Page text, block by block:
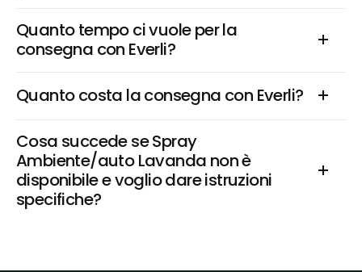
Quanto tempo ci vuole per la
consegna con Everli?
Quanto costa la consegna con Everli?
Cosa succede se Spray
Ambiente/auto Lavanda non è
disponibile e voglio dare istruzioni
specifiche?